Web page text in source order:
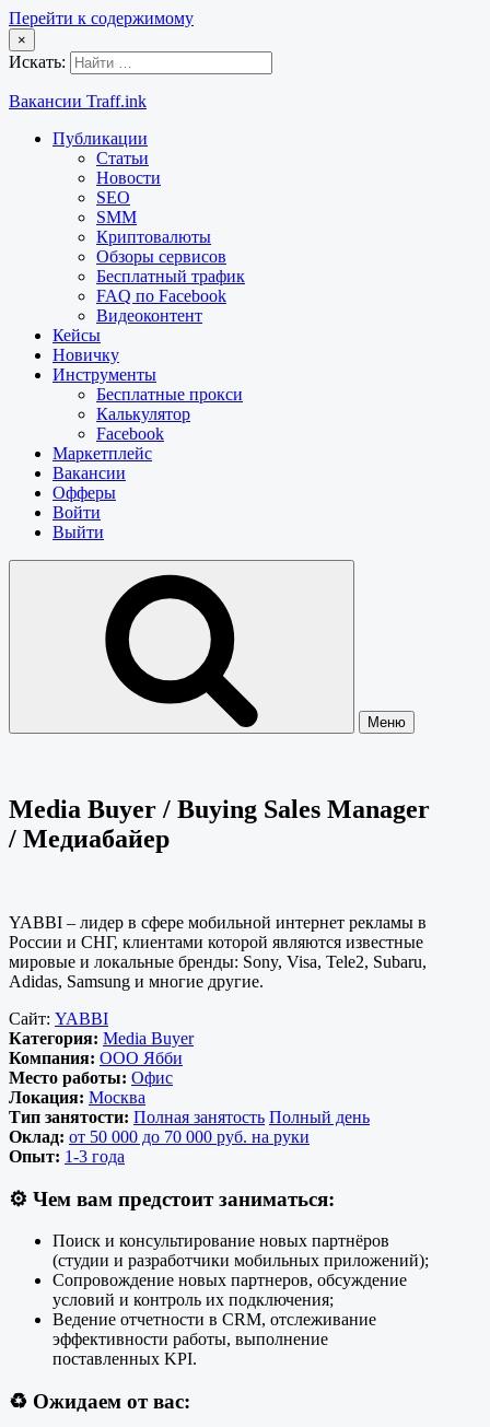
Перейти к содержимому
×
Искать:
Вакансии Traff.ink
Публикации
Статьи
Новости
SEO
SMM
Криптовалюты
Обзоры сервисов
Бесплатный трафик
FAQ по Facebook
Видеоконтент
Кейсы
Новичку
Инструменты
Бесплатные прокси
Калькулятор
Facebook
Маркетплейс
Вакансии
Офферы
Войти
Выйти
Меню
Media Buyer / Buying Sales Manager
/ Медиабайер
YABBI – лидер в сфере мобильной интернет рекламы в
России и СНГ, клиентами которой являются известные
мировые и локальные бренды: Sony, Visa, Tele2, Subaru,
Adidas, Samsung и многие другие.
Сайт: YABBI
Категория: Media Buyer
Компания: ООО Ябби
Место работы: Офис
Локация: Москва
Тип занятости: Полная занятость Полный день
Оклад: от 50 000 до 70 000 руб. на руки
Опыт: 1-3 года
⚙️ Чем вам предстоит заниматься:
Поиск и консультирование новых партнёров
(студии и разработчики мобильных приложений);
Сопровождение новых партнеров, обсуждение
условий и контроль их подключения;
Ведение отчетности в CRM, отслеживание
эффективности работы, выполнение
поставленных KPI.
♻️ Ожидаем от вас: